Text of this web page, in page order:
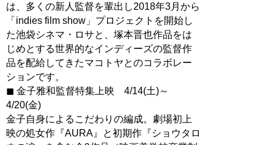
は、多くの新人監督を輩出し2018年3月から
「indies film show」プロジェクトを開始し
た池袋シネマ・ロサと、塚本晋也作品をは
じめとする世界的なインディーズの監督作
品を配給してきたマコトヤとのコラボレー
ションです。
◼︎ 金子雅和監督特集上映 4/14(土)～
4/20(金)
金子自身によるこだわりの編成。劇場初上
映の処女作『AURA』と初期作『ショウタロ